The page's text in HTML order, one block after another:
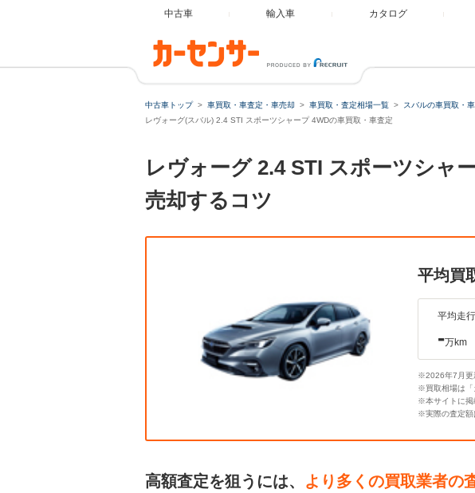
中古車 輸入車 カタログ
中古車トップ 車買取・車査定・車売却 車買取・査定相場一覧 スバルの車買取・
レヴォーグ(スバル) 2.4 STI スポーツシャープ 4WDの車買取・車査定
レヴォーグ 2.4 STI スポーツシャ
売却するコツ
平均買
平均走
-万km
※2026年7月更
※買取相場は「
※本サイトに掲
※実際の査定額
高額査定を狙うには、 より多くの買取業者の